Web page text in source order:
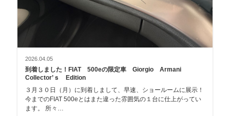
2026.04.05
到着しました！FIAT 500eの限定車 Giorgio Armani
Collector’ｓ Edition
３月３０日（月）に到着しまして、早速、ショールームに展示！
今までのFIAT 500eとはまた違った雰囲気の１台に仕上がってい
ます。 所々…